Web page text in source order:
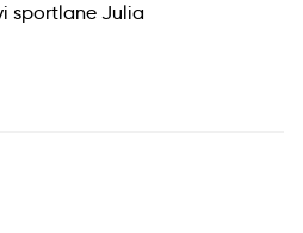
sportlane Julia